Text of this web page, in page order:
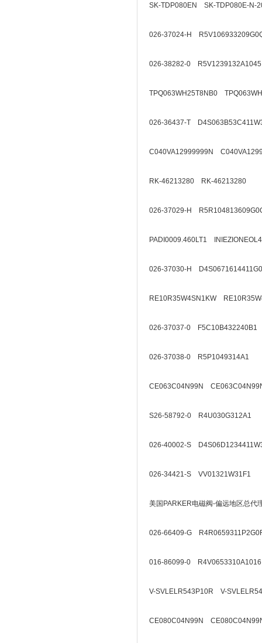
SK-TDP080EN SK-TDP080E-N-
026-37024-H
026-38282-0 R5V1239132A1045
TPQ063WH25T8NB0
026-36437-T
C040VA12999999N
RK-46213280 RK-46213280
026-37029-H
PADI0009.460LT1
026-37030-H
RE10R35W4SN1KW
026-37037-0 F5C10B432240B1
026-37038-0 R5P1049314A1
CE063C04N99N
S26-58792-0 R4U030G312A1
026-40002-S
026-34421-S VV01321W31F1
美国PARKER电磁阀-偏远地区总代
026-66409-G
016-86099-0 R4V0653310A1016
V-SVLELR543P10R V-
CE080C04N99N